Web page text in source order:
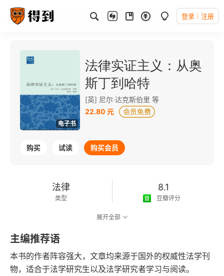
登录 注册
电子书
法律实证主义：从奥
斯丁到哈特
[英] 尼尔·达克斯伯里 等
22.80 元
购买 试读 购买会员
法律
类型
8.1
豆瓣评分
2010-04-01
发行日期
展开全部
主编推荐语
本书的作者阵容强大，文章均来源于国外的权威性法学刊
物，适合于法学研究生以及法学研究者学习与阅读。